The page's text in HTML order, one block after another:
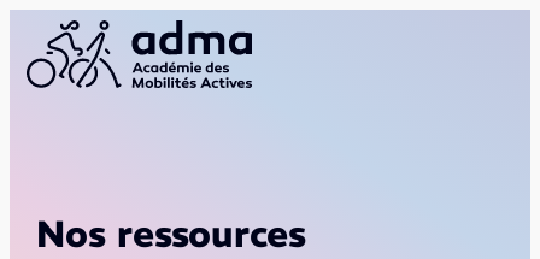
Nos ressources